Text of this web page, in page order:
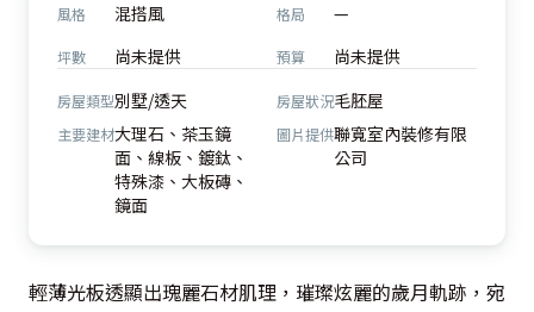
風格 混搭風 格局 —
坪數 尚未提供 預算 尚未提供
房屋類型別墅/透天 房屋狀況毛胚屋
主要建材大理石、茶玉鏡
面、線板、鍍鈦、
特殊漆、大板磚、
鏡面
圖片提供聯寬室內裝修有限
公司
輕薄光板透顯出瑰麗石材肌理，璀璨炫麗的歲月軌跡，宛